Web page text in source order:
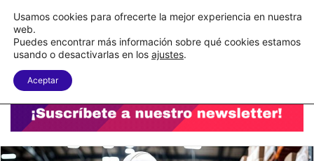
C&A México completa la implementación de su WMS en la nube
Menu
Usamos cookies para ofrecerte la mejor experiencia en nuestra
web.
Puedes encontrar más información sobre qué cookies estamos
usando o desactivarlas en los ajustes.
Aceptar